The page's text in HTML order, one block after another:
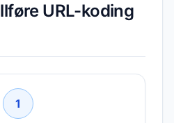
URL-koding
1